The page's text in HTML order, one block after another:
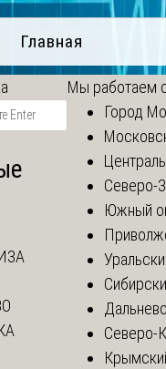
Главная
Мы работаем
Город
Северо-
Южный
Северо-